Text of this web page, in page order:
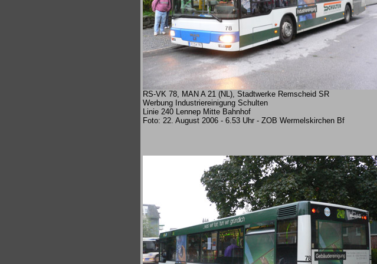
RS-VK 78, MAN A 21 (NL), Stadtwerke Remscheid SR
Werbung Industriereinigung Schulten
Linie 240 Lennep Mitte Bahnhof
Foto: 22. August 2006 - 6.53 Uhr - ZOB Wermelskirchen Bf